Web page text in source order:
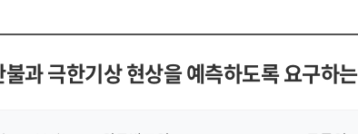
과 극한기상 현상을 예측하도록 요구하